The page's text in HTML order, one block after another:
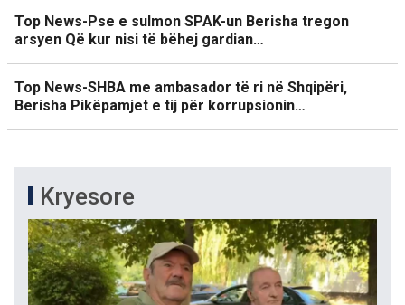
Top News-Pse e sulmon SPAK-un Berisha tregon
arsyen Që kur nisi të bëhej gardian…
Top News-SHBA me ambasador të ri në Shqipëri,
Berisha Pikëpamjet e tij për korrupsionin…
Kryesore